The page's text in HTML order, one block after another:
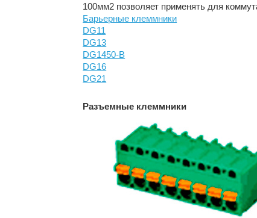
100мм2 позволяет применять для
Барьерные клеммники
DG11
DG13
DG1450-B
DG16
DG21
Разъемные клеммники